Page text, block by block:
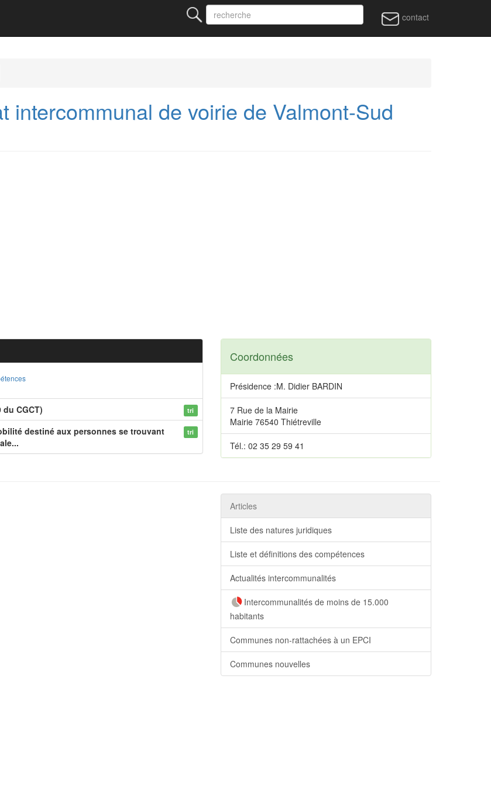
contact
intercommunal de voirie de Valmont-Sud
CGCT) tri
destiné aux personnes se trouvant
tri
Coordonnées
Présidence :M. Didier BARDIN
7 Rue de la Mairie
Mairie 76540 Thiétreville
Tél.: 02 35 29 59 41
Articles
Liste des natures juridiques
Liste et définitions des compétences
Actualités intercommunalités
Intercommunalités de moins de 15.000
habitants
Communes non-rattachées à un EPCI
Communes nouvelles